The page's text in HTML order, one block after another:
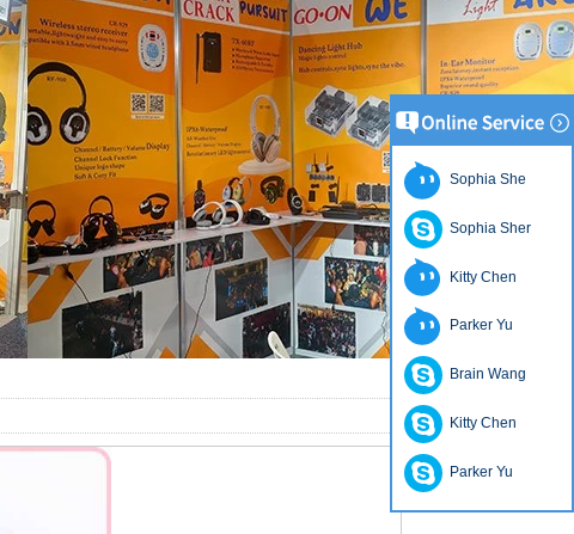
Sophia She
Sophia Sher
Kitty Chen
Parker Yu
Brain Wang
Kitty Chen
Parker Yu